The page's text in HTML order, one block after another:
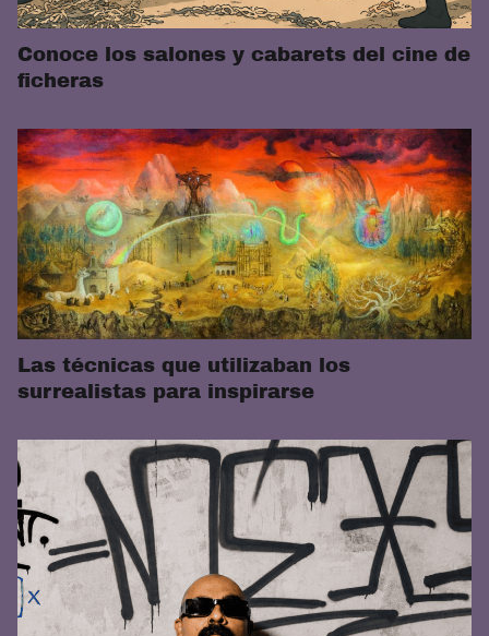
Conoce los salones y cabarets del cine de
ficheras
Las técnicas que utilizaban los
surrealistas para inspirarse